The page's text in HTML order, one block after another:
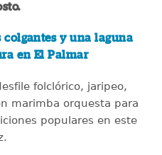
colgantes y una laguna
en El Palmar
folclórico, jaripeo,
marimba orquesta para
populares en este